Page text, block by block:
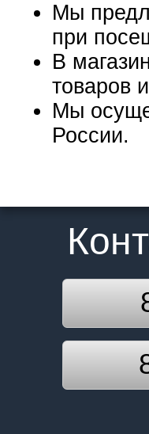
Мы
при
В
товаров
Мы
России.